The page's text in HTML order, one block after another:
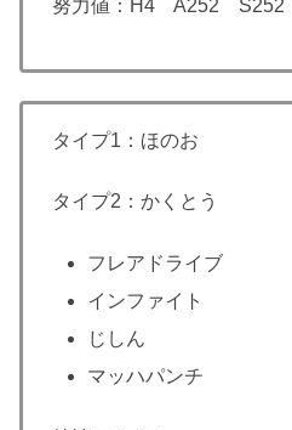
努力値：H4 A252 S252
タイプ1：ほのお
タイプ2：かくとう
フレアドライブ
インファイト
じしん
マッハパンチ